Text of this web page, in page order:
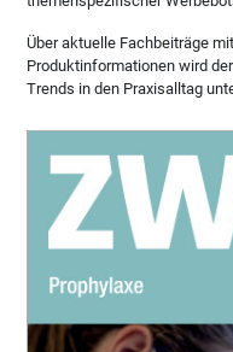
Über aktuelle Fachbeiträge
Produktinformationen wird
Trends in den Praxisalltag